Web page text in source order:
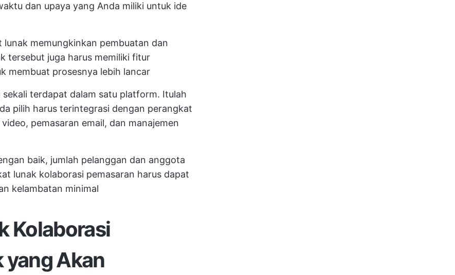
dan upaya yang Anda miliki untuk ide
lunak memungkinkan pembuatan dan
tersebut juga harus memiliki fitur
membuat prosesnya lebih lancar
sekali terdapat dalam satu platform. Itulah
pilih harus terintegrasi dengan perangkat
pemasaran email, dan manajemen
baik, jumlah pelanggan dan anggota
lunak kolaborasi pemasaran harus dapat
kelambatan minimal
Kolaborasi
yang Akan